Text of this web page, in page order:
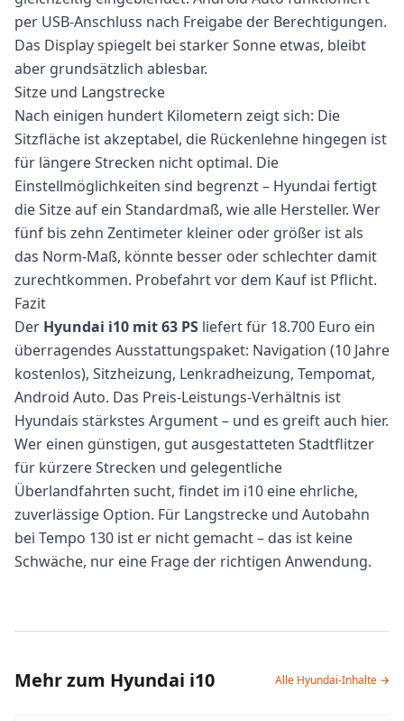
per USB-Anschluss nach Freigabe der Berechtigungen.
Das Display spiegelt bei starker Sonne etwas, bleibt
aber grundsätzlich ablesbar.
Sitze und Langstrecke
Nach einigen hundert Kilometern zeigt sich: Die
Sitzfläche ist akzeptabel, die Rückenlehne hingegen ist
für längere Strecken nicht optimal. Die
Einstellmöglichkeiten sind begrenzt – Hyundai fertigt
die Sitze auf ein Standardmaß, wie alle Hersteller. Wer
fünf bis zehn Zentimeter kleiner oder größer ist als
das Norm-Maß, könnte besser oder schlechter damit
zurechtkommen. Probefahrt vor dem Kauf ist Pflicht.
Fazit
Der Hyundai i10 mit 63 PS liefert für 18.700 Euro ein
überragendes Ausstattungspaket: Navigation (10 Jahre
kostenlos), Sitzheizung, Lenkradheizung, Tempomat,
Android Auto. Das Preis-Leistungs-Verhältnis ist
Hyundais stärkstes Argument – und es greift auch hier.
Wer einen günstigen, gut ausgestatteten Stadtflitzer
für kürzere Strecken und gelegentliche
Überlandfahrten sucht, findet im i10 eine ehrliche,
zuverlässige Option. Für Langstrecke und Autobahn
bei Tempo 130 ist er nicht gemacht – das ist keine
Schwäche, nur eine Frage der richtigen Anwendung.
Mehr zum Hyundai i10 Alle Hyundai-Inhalte →